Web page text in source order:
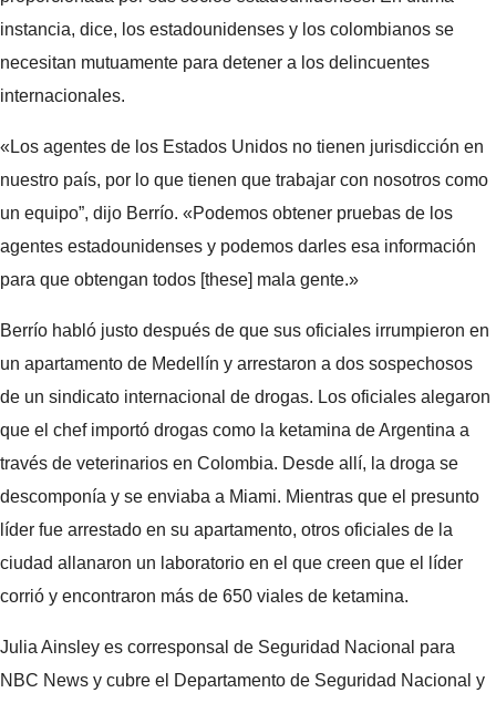
instancia, dice, los estadounidenses y los colombianos se
necesitan mutuamente para detener a los delincuentes
internacionales.
«Los agentes de los Estados Unidos no tienen jurisdicción en
nuestro país, por lo que tienen que trabajar con nosotros como
un equipo”, dijo Berrío. «Podemos obtener pruebas de los
agentes estadounidenses y podemos darles esa información
para que obtengan todos [these] mala gente.»
Berrío habló justo después de que sus oficiales irrumpieron en
un apartamento de Medellín y arrestaron a dos sospechosos
de un sindicato internacional de drogas. Los oficiales alegaron
que el chef importó drogas como la ketamina de Argentina a
través de veterinarios en Colombia. Desde allí, la droga se
descomponía y se enviaba a Miami. Mientras que el presunto
líder fue arrestado en su apartamento, otros oficiales de la
ciudad allanaron un laboratorio en el que creen que el líder
corrió y encontraron más de 650 viales de ketamina.
Julia Ainsley es corresponsal de Seguridad Nacional para
NBC News y cubre el Departamento de Seguridad Nacional y